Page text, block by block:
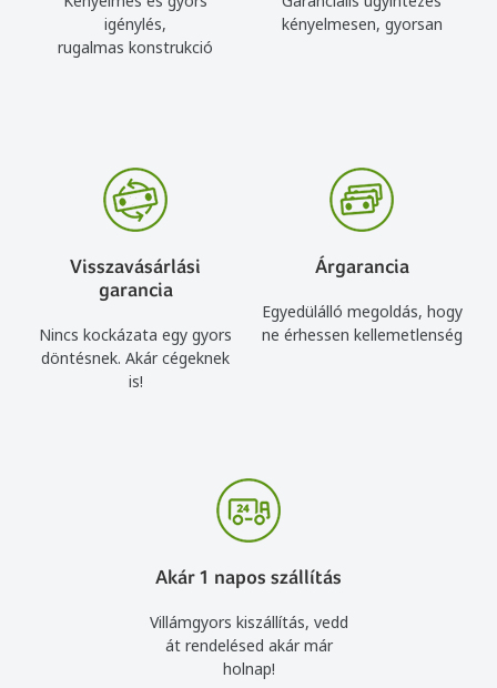
igénylés,
rugalmas konstrukció
kényelmesen, gyorsan
Visszavásárlási
garancia
Nincs kockázata egy gyors
döntésnek. Akár cégeknek
is!
Árgarancia
Egyedülálló megoldás, hogy
ne érhessen kellemetlenség
Akár 1 napos szállítás
Villámgyors kiszállítás, vedd
át rendelésed akár már
holnap!